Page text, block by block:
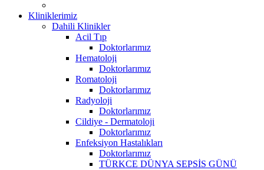
Kliniklerimiz
Dahili Klinikler
Acil Tıp
Doktorlarımız
Hematoloji
Doktorlarımız
Romatoloji
Doktorlarımız
Radyoloji
Doktorlarımız
Cildiye - Dermatoloji
Doktorlarımız
Enfeksiyon Hastalıkları
Doktorlarımız
TÜRKCE DÜNYA SEPSİS GÜNÜ